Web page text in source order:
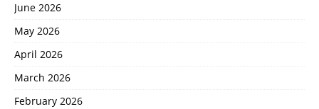
June 2026
May 2026
April 2026
March 2026
February 2026